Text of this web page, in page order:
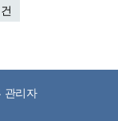
관리자